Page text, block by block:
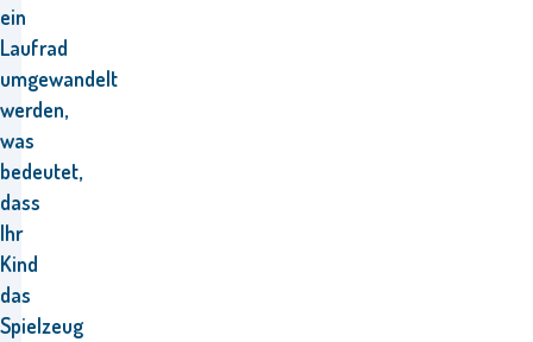
ein
Laufrad
umgewandelt
werden,
was
bedeutet,
dass
Ihr
Kind
das
Spielzeug